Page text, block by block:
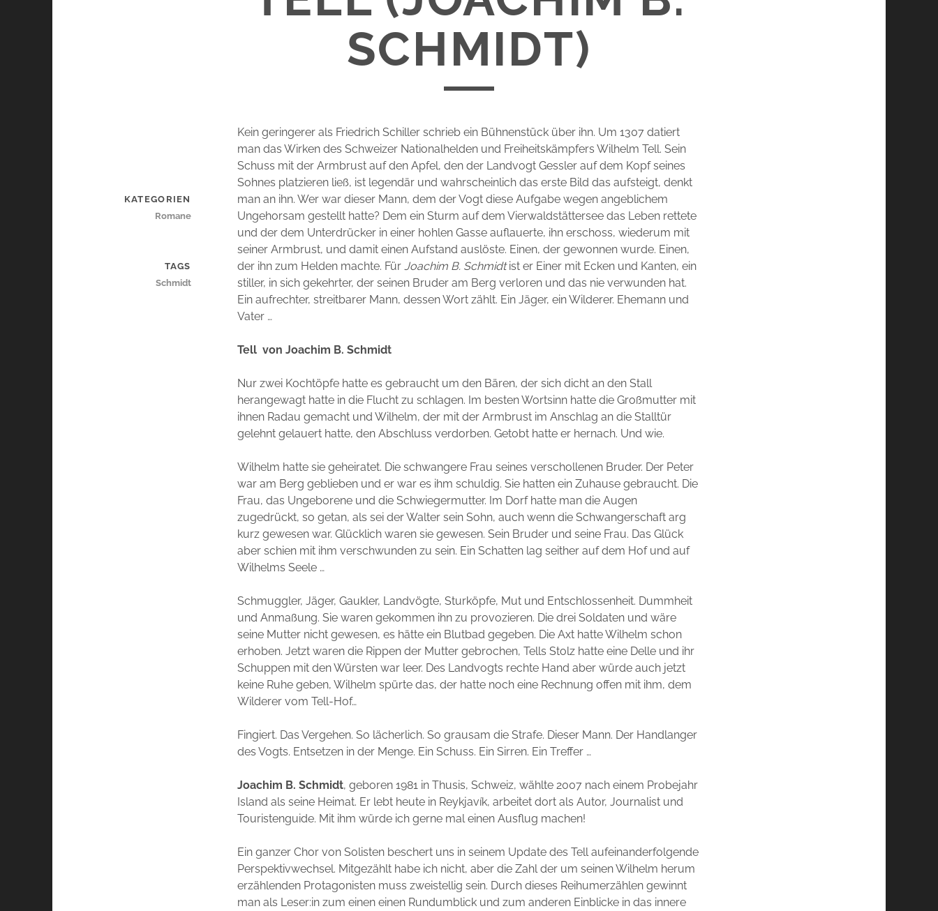
SCHMIDT)
Kein geringerer als Friedrich Schiller schrieb ein Bühnenstück über ihn. Um 1307 datiert
man das Wirken des Schweizer Nationalhelden und Freiheitskämpfers Wilhelm Tell. Sein
Schuss mit der Armbrust auf den Apfel, den der Landvogt Gessler auf dem Kopf seines
Sohnes platzieren ließ, ist legendär und wahrscheinlich das erste Bild das aufsteigt, denkt
man an ihn. Wer war dieser Mann, dem der Vogt diese Aufgabe wegen angeblichem
Ungehorsam gestellt hatte? Dem ein Sturm auf dem Vierwaldstättersee das Leben rettete
und der dem Unterdrücker in einer hohlen Gasse auflauerte, ihn erschoss, wiederum mit
seiner Armbrust, und damit einen Aufstand auslöste. Einen, der gewonnen wurde. Einen,
der ihn zum Helden machte. FürJoachim B. Schmidtist er Einer mit Ecken und Kanten, ein
stiller, in sich gekehrter, der seinen Bruder am Berg verloren und das nie verwunden hat.
Ein aufrechter, streitbarer Mann, dessen Wort zählt. Ein Jäger, ein Wilderer. Ehemann und
Vater …
Tell von Joachim B. Schmidt
Nur zwei Kochtöpfe hatte es gebraucht um den Bären, der sich dicht an den Stall
herangewagt hatte in die Flucht zu schlagen. Im besten Wortsinn hatte die Großmutter mit
ihnen Radau gemacht und Wilhelm, der mit der Armbrust im Anschlag an die Stalltür
gelehnt gelauert hatte, den Abschluss verdorben. Getobt hatte er hernach. Und wie.
Wilhelm hatte sie geheiratet. Die schwangere Frau seines verschollenen Bruder. Der Peter
war am Berg geblieben und er war es ihm schuldig. Sie hatten ein Zuhause gebraucht. Die
Frau, das Ungeborene und die Schwiegermutter. Im Dorf hatte man die Augen
zugedrückt, so getan, als sei der Walter sein Sohn, auch wenn die Schwangerschaft arg
kurz gewesen war. Glücklich waren sie gewesen. Sein Bruder und seine Frau. Das Glück
aber schien mit ihm verschwunden zu sein. Ein Schatten lag seither auf dem Hof und auf
Wilhelms Seele …
Schmuggler, Jäger, Gaukler, Landvögte, Sturköpfe, Mut und Entschlossenheit. Dummheit
und Anmaßung. Sie waren gekommen ihn zu provozieren. Die drei Soldaten und wäre
seine Mutter nicht gewesen, es hätte ein Blutbad gegeben. Die Axt hatte Wilhelm schon
erhoben. Jetzt waren die Rippen der Mutter gebrochen, Tells Stolz hatte eine Delle und ihr
Schuppen mit den Würsten war leer. Des Landvogts rechte Hand aber würde auch jetzt
keine Ruhe geben, Wilhelm spürte das, der hatte noch eine Rechnung offen mit ihm, dem
Wilderer vom Tell-Hof…
Fingiert. Das Vergehen. So lächerlich. So grausam die Strafe. Dieser Mann. Der Handlanger
des Vogts. Entsetzen in der Menge. Ein Schuss. Ein Sirren. Ein Treffer …
Joachim B. Schmidt, geboren 1981 in Thusis, Schweiz, wählte 2007 nach einem Probejahr
Island als seine Heimat. Er lebt heute in Reykjavík, arbeitet dort als Autor, Journalist und
Touristenguide. Mit ihm würde ich gerne mal einen Ausflug machen!
Ein ganzer Chor von Solisten beschert uns in seinem Update des Tell aufeinanderfolgende
Perspektivwechsel. Mitgezählt habe ich nicht, aber die Zahl der um seinen Wilhelm herum
erzählenden Protagonisten muss zweistellig sein. Durch dieses Reihumerzählen gewinnt
man als Leser:in zum einen einen Rundumblick und zum anderen Einblicke in das innere
KATEGORIEN
Romane
TAGS
Schmidt